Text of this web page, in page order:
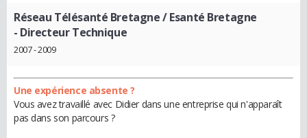
Réseau Télésanté Bretagne / Esanté Bretagne
- Directeur Technique
2007 - 2009
Une expérience absente ?
Vous avez travaillé avec Didier dans une entreprise qui n'apparaît
pas dans son parcours ?